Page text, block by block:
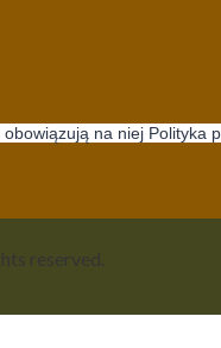
na niej Polityka